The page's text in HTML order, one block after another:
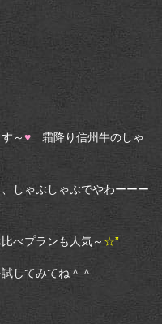
～♥ 霜降り信州牛のしゃ
しゃぶしゃぶでやわーーー
べプランも人気～ ☆”
してみてね＾＾